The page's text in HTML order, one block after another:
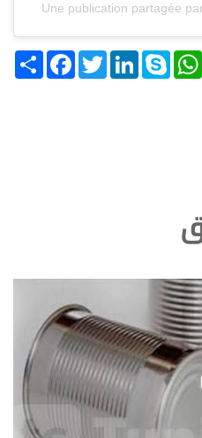
Une publication partagée
Share FacebookTwitterLinkedInSkype